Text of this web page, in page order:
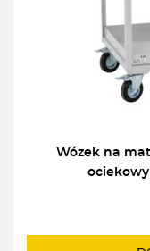
Wózek na